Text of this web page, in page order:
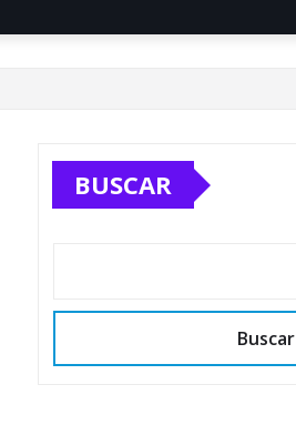
BUSCAR
Buscar